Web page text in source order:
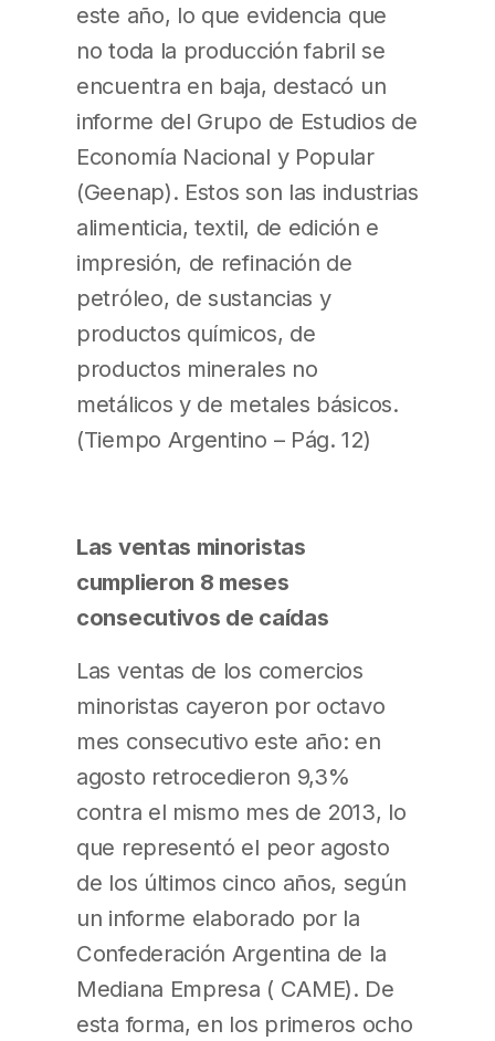
este año, lo que evidencia que
no toda la producción fabril se
encuentra en baja, destacó un
informe del Grupo de Estudios de
Economía Nacional y Popular
(Geenap). Estos son las industrias
alimenticia, textil, de edición e
impresión, de refinación de
petróleo, de sustancias y
productos químicos, de
productos minerales no
metálicos y de metales básicos.
(Tiempo Argentino – Pág. 12)
Las ventas minoristas
cumplieron 8 meses
consecutivos de caídas
Las ventas de los comercios
minoristas cayeron por octavo
mes consecutivo este año: en
agosto retrocedieron 9,3%
contra el mismo mes de 2013, lo
que representó el peor agosto
de los últimos cinco años, según
un informe elaborado por la
Confederación Argentina de la
Mediana Empresa ( CAME). De
esta forma, en los primeros ocho